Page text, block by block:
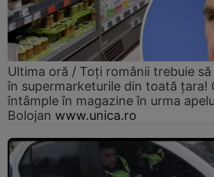
Ultima oră / Toți românii trebuie
în supermarketurile din toată țara!
întâmple în magazine în urma
Bolojan www.unica.ro